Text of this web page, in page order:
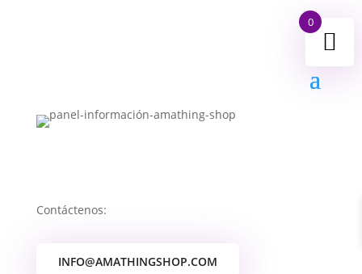
Contáctenos:
INFO@AMATHINGSHOP.COM
0